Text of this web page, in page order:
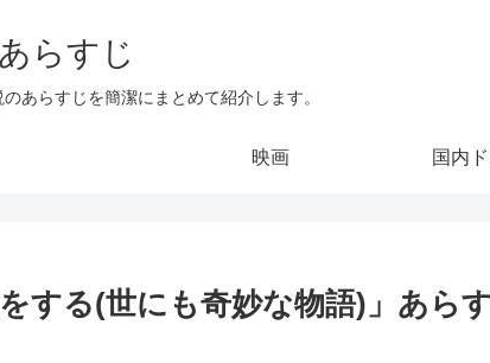
らすじ
あらすじを簡潔にまとめて紹介します。
映画 国内
をする(世にも奇妙な物語)」あら